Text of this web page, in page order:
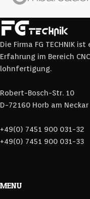
Die Firma FG TECHNIK
Erfahrung im Bereich
lohnfertigung.
Robert-Bosch-Str. 10
D-72160 Horb am Neckar
+49(0) 7451 900 031-32
+49(0) 7451 900 031-33
MENU